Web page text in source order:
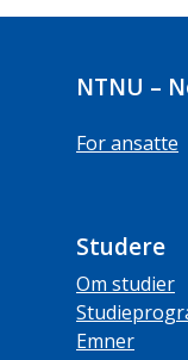
NTNU –
For ansatte
Studere
Om studier
Emner